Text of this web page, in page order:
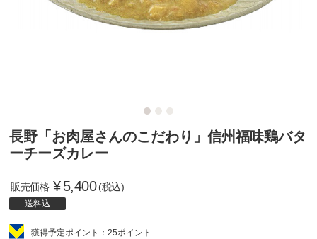
長野「お肉屋さんのこだわり」信州福味鶏バタ
ーチーズカレー
販売価格 ¥5,400 (税込)
送料込
獲得予定ポイント：25ポイント